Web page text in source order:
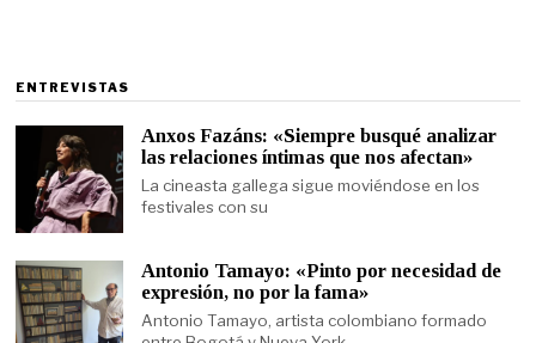
ENTREVISTAS
Anxos Fazáns: «Siempre busqué analizar
las relaciones íntimas que nos afectan»
La cineasta gallega sigue moviéndose en los
festivales con su
Antonio Tamayo: «Pinto por necesidad de
expresión, no por la fama»
Antonio Tamayo, artista colombiano formado